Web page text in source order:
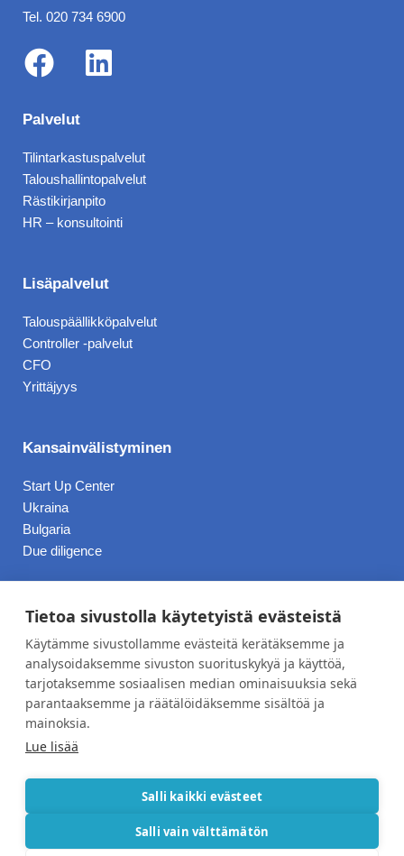
Tel. 020 734 6900
F
a
c
e
b
o
k
L
k
e
d
n
Palvelut
Tilintarkastuspalvelut
Taloushallintopalvelut
Rästikirjanpito
HR – konsultointi
Lisäpalvelut
Talouspäällikköpalvelut
Controller -palvelut
CFO
Yrittäjyys
Kansainvälistyminen
Start Up Center
Ukraina
Bulgaria
Due diligence
Hinnasto
Blogi
Työpaikat
Meistä
Yhteystiedot
Tietosuojaseloste
Copyright © 2026 Nordic C-Management | Toteutus
Mediaspark Oy
Tietoa sivustolla käytetyistä evästeistä
Käytämme sivustollamme evästeitä kerätäksemme ja
analysoidaksemme sivuston suorituskykyä ja käyttöä,
tarjotaksemme sosiaalisen median ominaisuuksia sekä
parantaaksemme ja räätälöidäksemme sisältöä ja
mainoksia.
Lue lisää
Salli kaikki evästeet
Salli vain välttämätön